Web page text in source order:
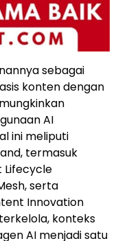
sebagai
konten dengan
AI
ini meliputi
termasuk
Lifecycle
serta
Innovation
konteks
AI menjadi satu